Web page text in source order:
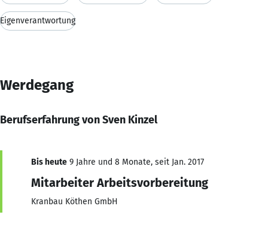
Eigenverantwortung
Werdegang
Berufserfahrung von Sven Kinzel
Bis heute 9 Jahre und 8 Monate, seit Jan. 2017
Mitarbeiter Arbeitsvorbereitung
Kranbau Köthen GmbH